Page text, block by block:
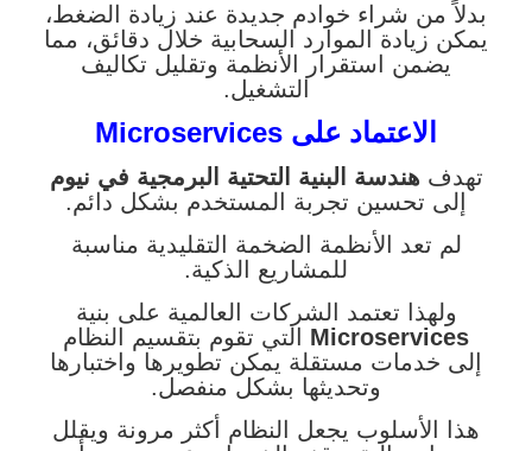
بدلاً من شراء خوادم جديدة عند زيادة الضغط،
يمكن زيادة الموارد السحابية خلال دقائق، مما
يضمن استقرار الأنظمة وتقليل تكاليف
التشغيل.
الاعتماد على Microservices
تهدفهندسة البنية التحتية البرمجية في نيوم
إلى تحسين تجربة المستخدم بشكل دائم.
لم تعد الأنظمة الضخمة التقليدية مناسبة
للمشاريع الذكية.
ولهذا تعتمد الشركات العالمية على بنية
Microservices التي تقوم بتقسيم النظام
إلى خدمات مستقلة يمكن تطويرها واختبارها
وتحديثها بشكل منفصل.
هذا الأسلوب يجعل النظام أكثر مرونة ويقلل